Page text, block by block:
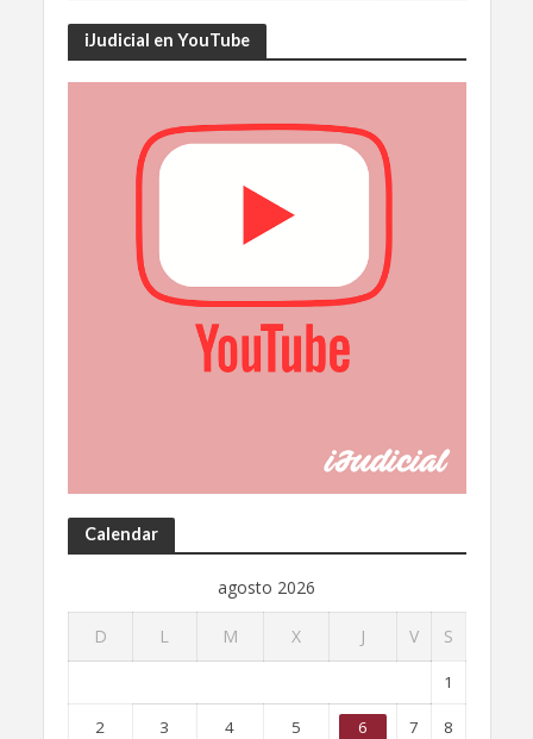
iJudicial en YouTube
Calendar
agosto 2026
D L M X J V S
1
2 3 4 5 6 7 8